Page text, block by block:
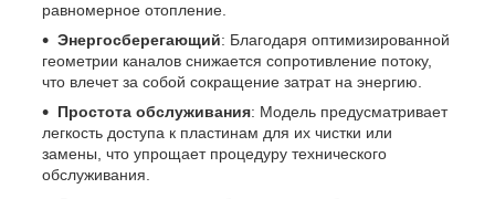
равномерное отопление.
Энергосберегающий: Благодаря оптимизированной
геометрии каналов снижается сопротивление потоку,
что влечет за собой сокращение затрат на энергию.
Простота обслуживания: Модель предусматривает
легкость доступа к пластинам для их чистки или
замены, что упрощает процедуру технического
обслуживания.